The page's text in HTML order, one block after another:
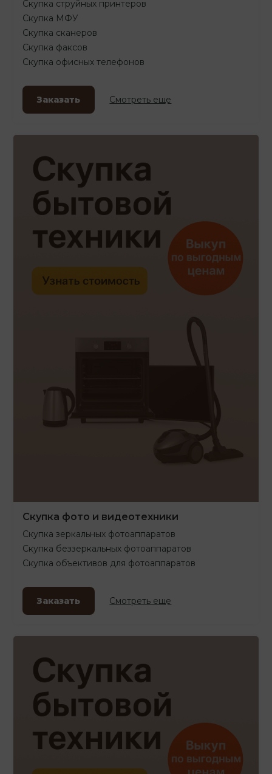
Скупка струйных принтеров
Скупка МФУ
Скупка сканеров
Скупка факсов
Скупка офисных телефонов
Заказать Смотреть еще
Скупка фото и видеотехники
Скупка зеркальных фотоаппаратов
Скупка беззеркальных фотоаппаратов
Скупка объективов для фотоаппаратов
Заказать Смотреть еще